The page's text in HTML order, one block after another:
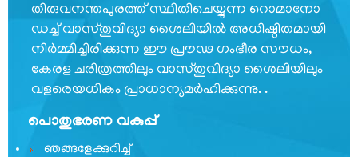
ഞങ്ങളേക്കുറിച്ച്
കാര്യനിർവഹണചട്ടങ്ങൾ
ഓർഡർ
പ്രെസിഡൻസ്
തിരുവനന്തപുരത്ത് സ്ഥിതിചെയ്യുന്ന റൊമാനോ
ഡച്ച് വാസ്തുവിദ്യാ ശൈലിയില്‍ അധിഷ്ഠിതമായി
നിര്‍മ്മിച്ചിരിക്കുന്ന ഈ പ്രൗഢ ഗംഭീര സൗധം,
കേരള ചരിത്രത്തിലും വാസ്തുവിദ്യാ ശൈലിയിലും
വളരെയധികം പ്രാധാന്യമര്‍ഹിക്കുന്നു. .
പൊതുഭരണ വകുപ്പ്
ഞങ്ങളേക്കുറിച്ച്